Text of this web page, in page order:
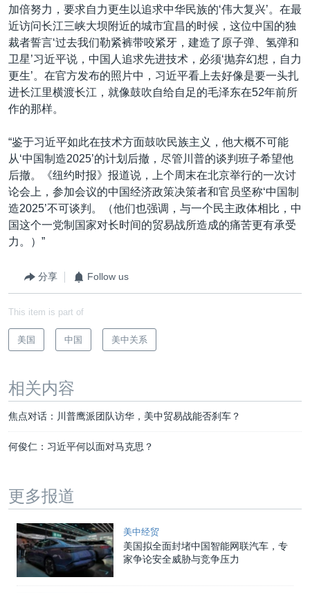
加倍努力，要求自力更生以追求中华民族的‘伟大复兴’。在最
近访问长江三峡大坝附近的城市宜昌的时候，这位中国的独
裁者誓言‘过去我们勒紧裤带咬紧牙，建造了原子弹、氢弹和
卫星’习近平说，中国人追求先进技术，必须‘抛弃幻想，自力
更生’。在官方发布的照片中，习近平看上去好像是要一头扎
进长江里横渡长江，就像鼓吹自给自足的毛泽东在52年前所
作的那样。
“鉴于习近平如此在技术方面鼓吹民族主义，他大概不可能
从‘中国制造2025’的计划后撤，尽管川普的谈判班子希望他
后撤。《纽约时报》报道说，上个周末在北京举行的一次讨
论会上，参加会议的中国经济政策决策者和官员坚称‘中国制
造2025’不可谈判。（他们也强调，与一个民主政体相比，中
国这个一党制国家对长时间的贸易战所造成的痛苦更有承受
力。）”
分享 Follow us
This item is part of
美国 中国 美中关系
相关内容
焦点对话：川普鹰派团队访华，美中贸易战能否刹车？
何俊仁：习近平何以面对马克思？
更多报道
美中经贸
美国拟全面封堵中国智能网联汽车，专
家争论安全威胁与竞争压力